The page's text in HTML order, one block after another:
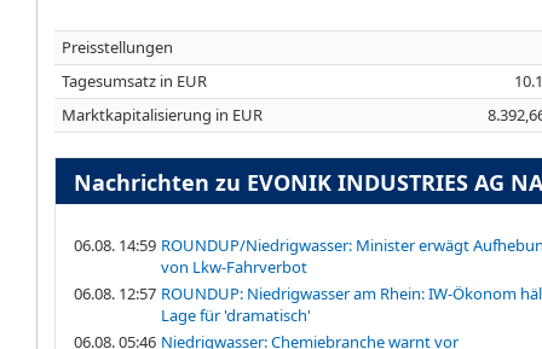
Preisstellungen
Tagesumsatz in EUR
Marktkapitalisierung in EUR
Nachrichten zu EVONIK INDUSTRIES AG
06.08. 14:59 ROUNDUP/Niedrigwasser: Minister erwägt
von Lkw-Fahrverbot
06.08. 12:57 ROUNDUP: Niedrigwasser am Rhein: IW-Ökonom
Lage für 'dramatisch'
06.08. 05:46 Niedrigwasser: Chemiebranche warnt vor